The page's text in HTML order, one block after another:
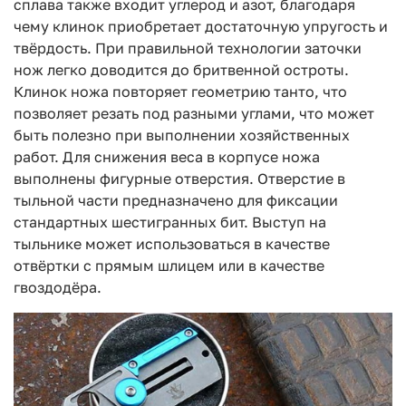
сплава также входит углерод и азот, благодаря
чему клинок приобретает достаточную упругость и
твёрдость. При правильной технологии заточки
нож легко доводится до бритвенной остроты.
Клинок ножа повторяет геометрию танто, что
позволяет резать под разными углами, что может
быть полезно при выполнении хозяйственных
работ. Для снижения веса в корпусе ножа
выполнены фигурные отверстия. Отверстие в
тыльной части предназначено для фиксации
стандартных шестигранных бит. Выступ на
тыльнике может использоваться в качестве
отвёртки с прямым шлицем или в качестве
гвоздодёра.